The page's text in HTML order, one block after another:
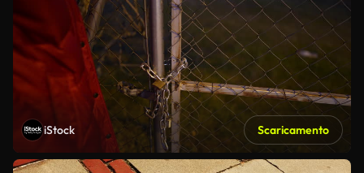
iStock Scaricamento